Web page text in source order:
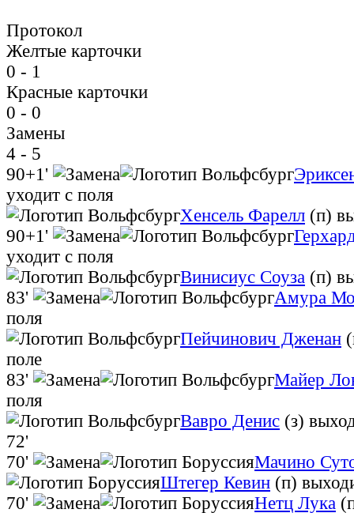
Протокол
Желтые карточки
0 - 1
Красные карточки
0 - 0
Замены
4 - 5
90+1'
уходит с поля
Хенсель Фарелл (п)
90+1'
уходит с поля
Винисиус Соуза (п)
83'
Амура
поля
Пейчинович Дженан
поле
83'
Майер
поля
Вавро Денис (з)
72'
70'
Мачино
Штегер Кевин (п)
70'
Нетц Лука